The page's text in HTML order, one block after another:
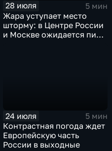
28 июля
5 мин
Жара уступает место
шторму: в Центре России
и Москве ожидается пик
24 июля
5 мин
Контрастная погода ждет
Европейскую часть
России в выходные